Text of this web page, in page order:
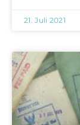
21. Juli 2021